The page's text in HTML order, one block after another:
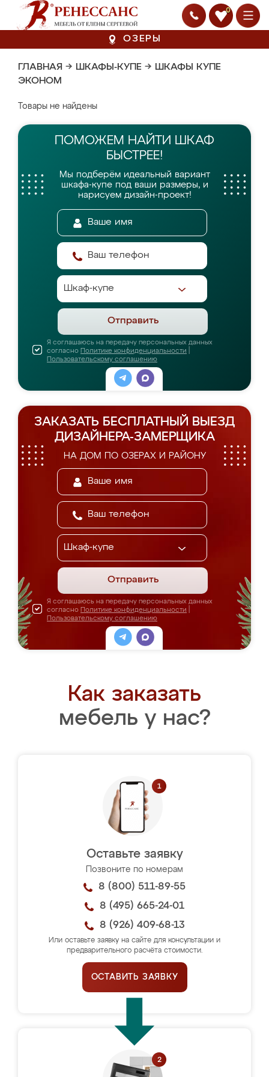
0
ОЗЕРЫ
ГЛАВНАЯ → ШКАФЫ-КУПЕ → ШКАФЫ КУПЕ
ЭКОНОМ
Товары не найдены
ПОМОЖЕМ НАЙТИ ШКАФ
БЫСТРЕЕ!
Мы подберём идеальный вариант
шкафа-купе под ваши размеры, и
нарисуем дизайн-проект!
Отправить
Я соглашаюсь на передачу персональных данных
согласно Политике конфиденциальности
Пользовательскому соглашению
ЗАКАЗАТЬ БЕСПЛАТНЫЙ ВЫЕЗД
ДИЗАЙНЕРА-ЗАМЕРЩИКА
НА ДОМ ПО ОЗЕРАХ И РАЙОНУ
Отправить
Я соглашаюсь на передачу персональных данных
согласно Политике конфиденциальности
Пользовательскому соглашению
Как заказать
мебель у нас?
Оставьте заявку
Позвоните по номерам
8 (800) 511-89-55
8 (495) 665-24-01
8 (926) 409-68-13
Или оставьте заявку на сайте для консультации и
предварительного расчёта стоимости.
ОСТАВИТЬ ЗАЯВКУ